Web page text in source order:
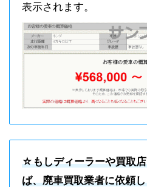
表示されます。
☆もしディーラーや買取
ば、廃車買取業者に依頼